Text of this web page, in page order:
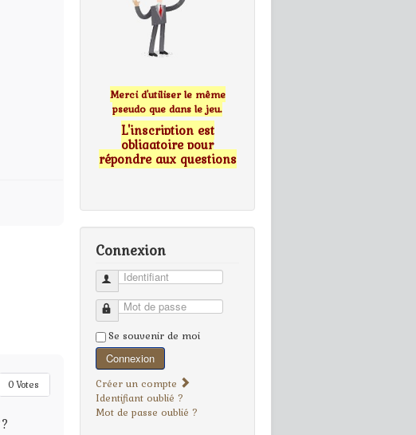
0Votes
Merci d'utiliser le même
pseudo que dans le jeu.
L'inscription est
obligatoire pour
répondre aux questions
Connexion
Identifiant
Mot de passe
Se souvenir de moi
Connexion
Créer un compte
Identifiant oublié ?
Mot de passe oublié ?